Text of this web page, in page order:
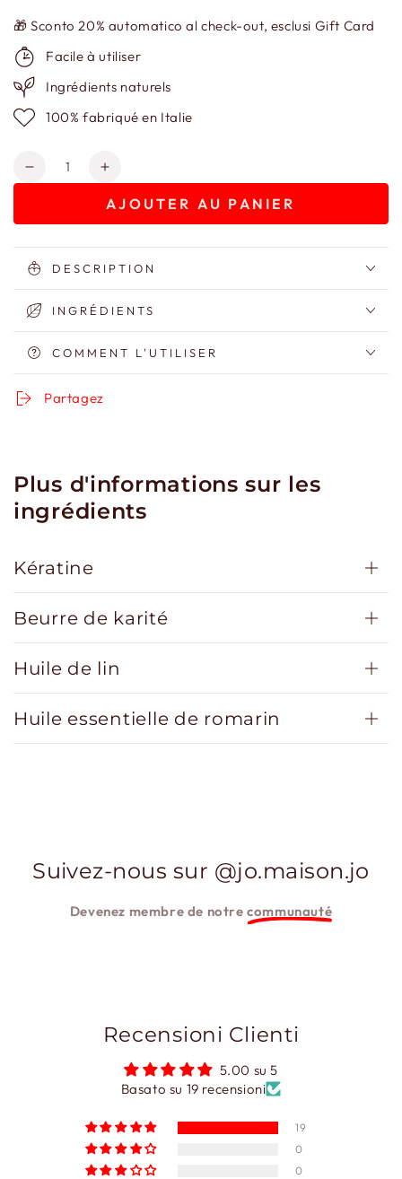
🎁 Sconto 20% automatico al check-out, esclusi Gift Card
Facile à utiliser
Ingrédients naturels
100% fabriqué en Italie
Quantité
Réduire
Hanami
Shampooing
Kératine
nourrissant
fortifiant
Augmenter
quantité
Hanami
Shampooing
Kératine
nourrissant
fortifiant
AJOUTER AU PANIER
DESCRIPTION
INGRÉDIENTS
COMMENT L'UTILISER
Partagez
Plus d'informations sur les
ingrédients
Kératine
Beurre de karité
Huile de lin
Huile essentielle de romarin
Suivez-nous sur @jo.maison.jo
Devenez membre de notrecommunauté
Recensioni Clienti
5.00 su 5
Basato su 19 recensioni
19
0
0